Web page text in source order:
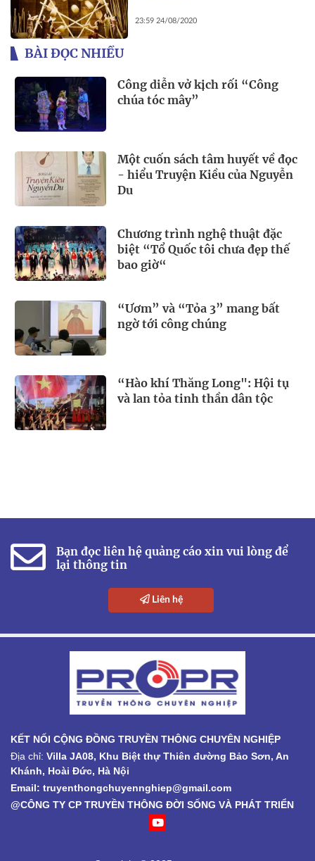
23:59 24/08/2020
BÀI ĐỌC NHIỀU
Công diễn vở kịch rối “Công
chúa tóc mây”
Một cuốn sách tâm huyết về đọc
- hiểu Truyện Kiều của Nguyễn
Du
Chương trình nghệ thuật đặc
biệt “Tổ Quốc tôi chưa đẹp thế
bao giờ“
“Ươm” và “Tỏa 3” mang bất
ngờ tới công chúng
“Hào khí Thăng Long": Hội tụ
và lan tỏa tinh thần dân tộc
Bạn đọc liên hệ quảng cáo xin vui lòng để
lại thông tin
Liên hệ
KẾT NỐI CỘNG ĐỒNG TRUYỀN THÔNG CHUYÊN NGHIỆP
Địa chỉ: Villa JA08, Khu Biệt thự Thiên đường Bảo Sơn, An
Khánh, Hoài Đức, Hà Nội
Email: truyenthongchuyennghiep@gmail.com
@CÔNG TY CP TRUYỀN THÔNG ĐỜI SỐNG VÀ PHÁT TRIỂN